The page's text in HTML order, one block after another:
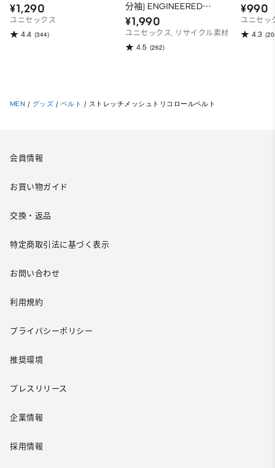
¥1,290
ユニセックス
4.4 (344)
分袖) ENGINEERED
GARMENTS
¥1,990
ユニセックス, リサイクル素材
4.5 (262)
¥990
ユニセッ
4.3
MEN / グッズ / ベルト / ストレッチメッシュトリコロールベルト
会員情報
お買い物ガイド
交換・返品
特定商取引法に基づく表示
お問い合わせ
利用規約
プライバシーポリシー
推奨環境
プレスリリース
企業情報
採用情報